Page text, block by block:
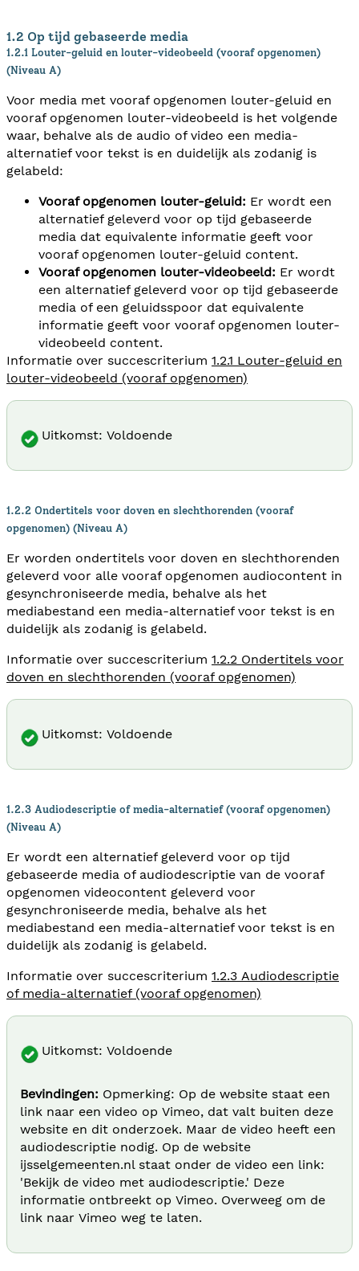
1.2 Op tijd gebaseerde media
1.2.1 Louter-geluid en louter-videobeeld (vooraf opgenomen)
(Niveau A)
Voor media met vooraf opgenomen louter-geluid en
vooraf opgenomen louter-videobeeld is het volgende
waar, behalve als de audio of video een media-
alternatief voor tekst is en duidelijk als zodanig is
gelabeld:
Vooraf opgenomen louter-geluid: Er wordt een
alternatief geleverd voor op tijd gebaseerde
media dat equivalente informatie geeft voor
vooraf opgenomen louter-geluid content.
Vooraf opgenomen louter-videobeeld: Er wordt
een alternatief geleverd voor op tijd gebaseerde
media of een geluidsspoor dat equivalente
informatie geeft voor vooraf opgenomen louter-
videobeeld content.
Informatie over succescriterium 1.2.1 Louter-geluid en
louter-videobeeld (vooraf opgenomen)
Uitkomst: Voldoende
1.2.2 Ondertitels voor doven en slechthorenden (vooraf
opgenomen) (Niveau A)
Er worden ondertitels voor doven en slechthorenden
geleverd voor alle vooraf opgenomen audiocontent in
gesynchroniseerde media, behalve als het
mediabestand een media-alternatief voor tekst is en
duidelijk als zodanig is gelabeld.
Informatie over succescriterium 1.2.2 Ondertitels voor
doven en slechthorenden (vooraf opgenomen)
Uitkomst: Voldoende
1.2.3 Audiodescriptie of media-alternatief (vooraf opgenomen)
(Niveau A)
Er wordt een alternatief geleverd voor op tijd
gebaseerde media of audiodescriptie van de vooraf
opgenomen videocontent geleverd voor
gesynchroniseerde media, behalve als het
mediabestand een media-alternatief voor tekst is en
duidelijk als zodanig is gelabeld.
Informatie over succescriterium 1.2.3 Audiodescriptie
of media-alternatief (vooraf opgenomen)
Uitkomst: Voldoende
Bevindingen: Opmerking: Op de website staat een
link naar een video op Vimeo, dat valt buiten deze
website en dit onderzoek. Maar de video heeft een
audiodescriptie nodig. Op de website
ijsselgemeenten.nl staat onder de video een link:
'Bekijk de video met audiodescriptie.' Deze
informatie ontbreekt op Vimeo. Overweeg om de
link naar Vimeo weg te laten.